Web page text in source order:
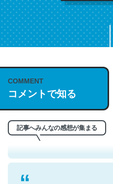
COMMENT
コメントで知る
記事へみんなの感想が集まる
これは名文。彼はとてもクレ
う。英語少しでも読める人は
れ好き。Let’s Fucking Go.
─今のこの状況が信じられるかい？